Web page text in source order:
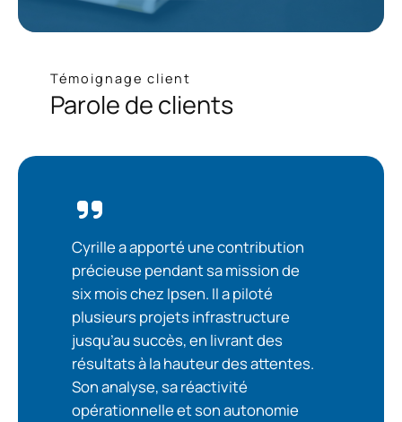
Témoignage client
Parole de clients
Cyrille a apporté une contribution
précieuse pendant sa mission de
six mois chez Ipsen. Il a piloté
plusieurs projets infrastructure
jusqu’au succès, en livrant des
résultats à la hauteur des attentes.
Son analyse, sa réactivité
opérationnelle et son autonomie